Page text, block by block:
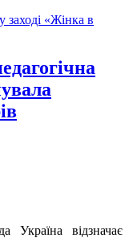
заході «Жінка в
Україна відзначає